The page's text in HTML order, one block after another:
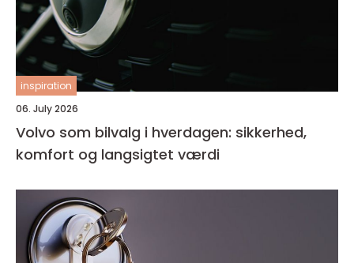
inspiration
06. July 2026
Volvo som bilvalg i hverdagen: sikkerhed,
komfort og langsigtet værdi